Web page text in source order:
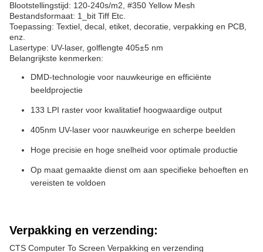
Blootstellingstijd: 120-240s/m2, #350 Yellow Mesh
Bestandsformaat: 1_bit Tiff Etc.
Toepassing: Textiel, decal, etiket, decoratie, verpakking en PCB,
enz.
Lasertype: UV-laser, golflengte 405±5 nm
Belangrijkste kenmerken:
DMD-technologie voor nauwkeurige en efficiënte
beeldprojectie
133 LPI raster voor kwalitatief hoogwaardige output
405nm UV-laser voor nauwkeurige en scherpe beelden
Hoge precisie en hoge snelheid voor optimale productie
Op maat gemaakte dienst om aan specifieke behoeften en
vereisten te voldoen
Verpakking en verzending:
CTS Computer To Screen Verpakking en verzending